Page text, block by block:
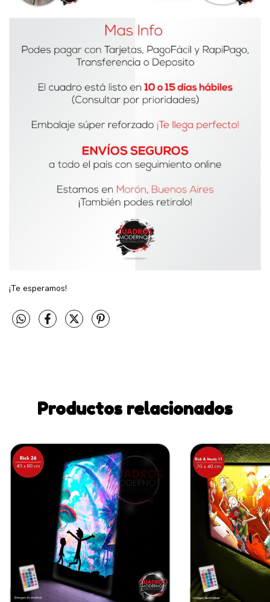
¡Te esperamos!
Productos relacionados